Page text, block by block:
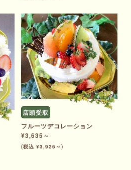
店頭受取
フルーツデコレーション
¥3,635～
(税込 ¥3,926～)